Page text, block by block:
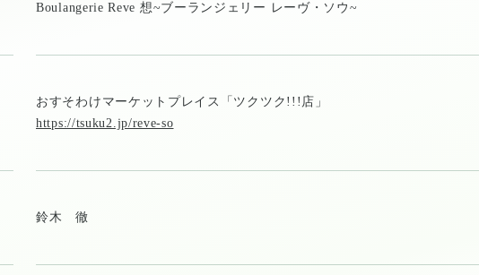
Boulangerie Reve 想~ブーランジェリー レーヴ・ソウ~
おすそわけマーケットプレイス「ツクツク!!!店」
https://tsuku2.jp/reve-so
鈴木 徹